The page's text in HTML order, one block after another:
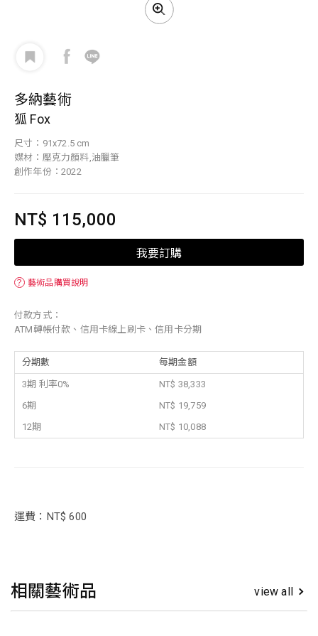
多納藝術
狐 Fox
尺寸：91x72.5 cm
媒材：壓克力顏料,油臘筆
創作年份：2022
NT$ 115,000
我要訂購
？ 藝術品購買說明
付款方式：
ATM轉帳付款、信用卡線上刷卡、信用卡分期
分期數 每期金額
3期 利率0%
NT$ 38,333
6期
NT$ 19,759
12期
NT$ 10,088
運費：NT$ 600
相關藝術品 view all